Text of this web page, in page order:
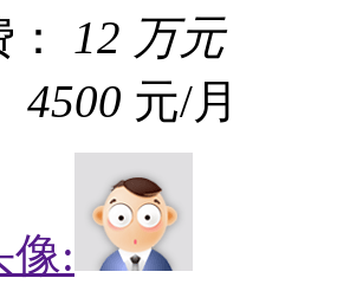
12 万元
4500 元/月
像: